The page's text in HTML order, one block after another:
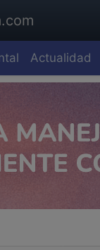
Actualidad